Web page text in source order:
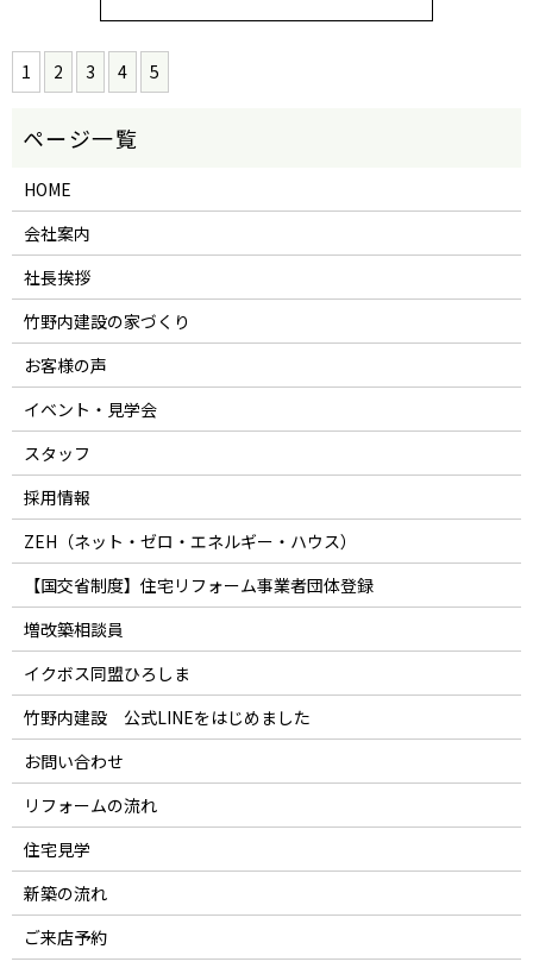
1 2 3 4 5
HOME
会社案内
社長挨拶
竹野内建設の家づくり
お客様の声
イベント・見学会
スタッフ
採用情報
ZEH（ネット・ゼロ・エネルギー・ハウス）
【国交省制度】住宅リフォーム事業者団体登録
増改築相談員
イクボス同盟ひろしま
竹野内建設 公式LINEをはじめました
お問い合わせ
リフォームの流れ
住宅見学
新築の流れ
ご来店予約